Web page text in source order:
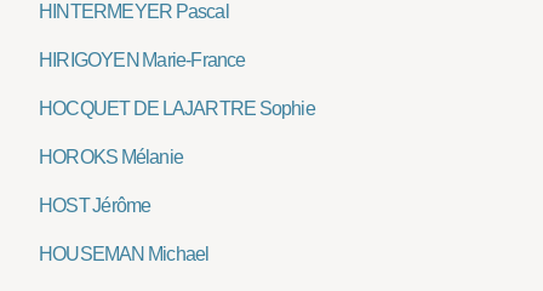
HINTERMEYER Pascal
HIRIGOYEN Marie-France
HOCQUET DE LAJARTRE Sophie
HOROKS Mélanie
HOST Jérôme
HOUSEMAN Michael